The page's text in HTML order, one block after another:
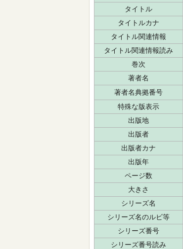
タイトル
タイトルカナ
タイトル関連情報
タイトル関連情報読み
巻次
著者名
著者名典拠番号
特殊な版表示
出版地
出版者
出版者カナ
出版年
ページ数
大きさ
シリーズ名
シリーズ名のルビ等
シリーズ番号
シリーズ番号読み